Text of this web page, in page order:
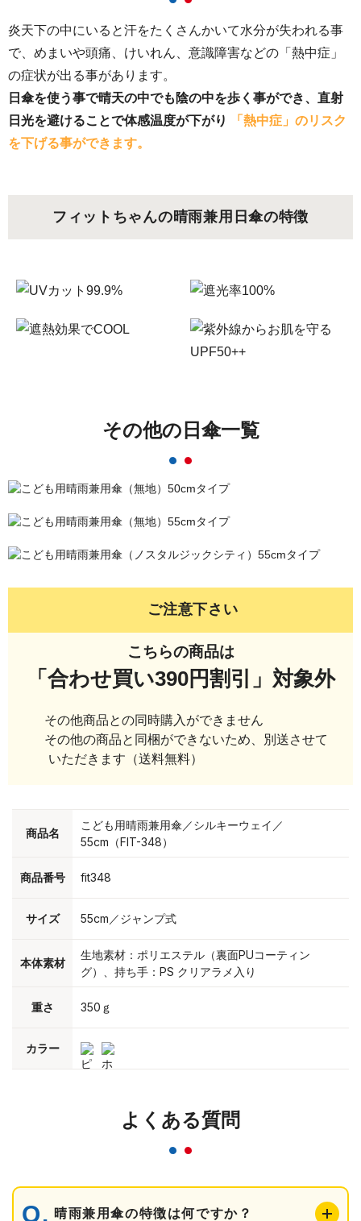
炎天下の中にいると汗をたくさんかいて水分が失われる事
で、めまいや頭痛、けいれん、 意識障害などの「熱中症」
の症状が出る事があります。
日傘を使う事で晴天の中でも陰の中を歩く事ができ、直射
日光を避けることで体感温度が下がり
「熱中症」のリスク
を下げる事ができます。
フィットちゃんの晴雨兼用日傘の特徴
その他の日傘一覧
ご注意下さい
こちらの商品は
「合わせ買い390円割引」対象外
その他商品との同時購入ができません
その他の商品と同梱ができないため、別送させて
いただきます（送料無料）
商品名
こども用晴雨兼用傘／シルキーウェイ／
55cm（FIT-348）
商品番号 fit348
サイズ 55cm／ジャンプ式
本体素材
生地素材：ポリエステル（裏面PUコーティン
グ）、持ち手：PS クリアラメ入り
重さ 350ｇ
カラー
よくある質問
晴雨兼用傘の特徴は何ですか？